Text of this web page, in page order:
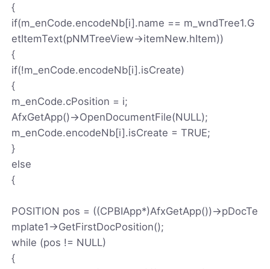
{
if(m_enCode.encodeNb[i].name == m_wndTree1.G
etItemText(pNMTreeView->itemNew.hItem))
{
if(!m_enCode.encodeNb[i].isCreate)
{
m_enCode.cPosition = i;
AfxGetApp()->OpenDocumentFile(NULL);
m_enCode.encodeNb[i].isCreate = TRUE;
}
else
{
POSITION pos = ((CPBIApp*)AfxGetApp())->pDocTe
mplate1->GetFirstDocPosition();
while (pos != NULL)
{